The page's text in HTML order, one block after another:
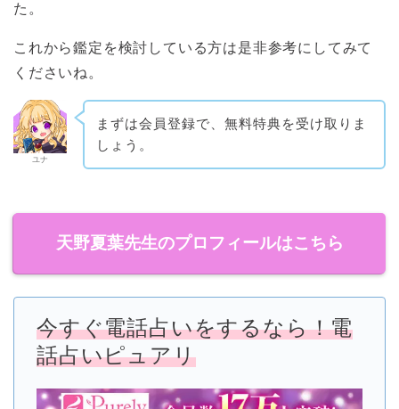
た。
これから鑑定を検討している方は是非参考にしてみて
くださいね。
ユナ
まずは会員登録で、無料特典を受け取りま
しょう。
天野夏葉先生のプロフィールはこちら
今すぐ電話占いをするなら！電
話占いピュアリ